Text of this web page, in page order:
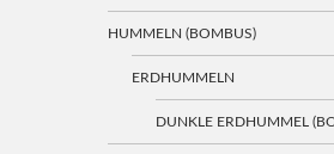
HUMMELN (BOMBUS)
ERDHUMMELN
DUNKLE ERDHUMMEL